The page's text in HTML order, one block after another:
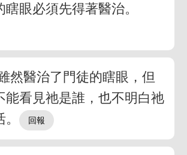
眼必須先得著醫治。
然醫治了門徒的瞎眼，但
能看見祂是誰，也不明白祂